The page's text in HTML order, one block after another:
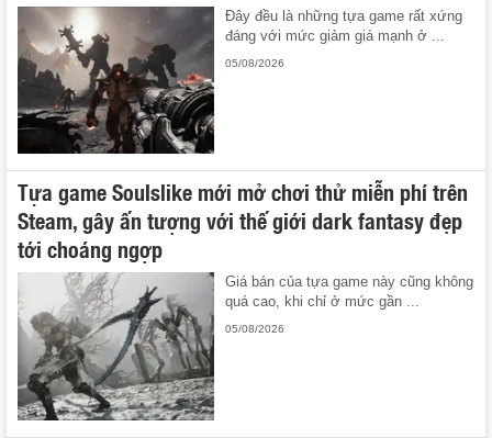
Đây đều là những tựa game rất xứng
đáng với mức giảm giá mạnh ở ...
05/08/2026
Tựa game Soulslike mới mở chơi thử miễn phí trên
Steam, gây ấn tượng với thế giới dark fantasy đẹp
tới choáng ngợp
Giá bán của tựa game này cũng không
quá cao, khi chỉ ở mức gần ...
05/08/2026